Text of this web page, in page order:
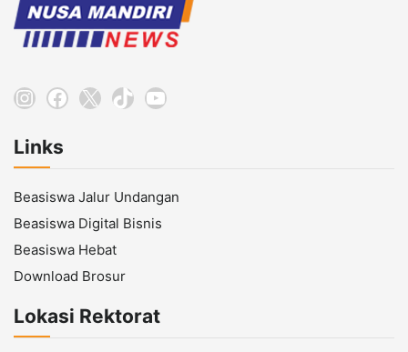
Instagram
Facebook
X TikTokYouTube
Links
Beasiswa Jalur Undangan
Beasiswa Digital Bisnis
Beasiswa Hebat
Download Brosur
Lokasi Rektorat